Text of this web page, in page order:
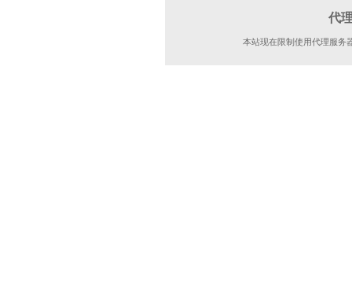
代
本站现在限制使用代理服务